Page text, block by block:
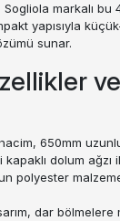
markalı bu
yapısıyla
sunar.
650mm
dolum ağzı
polyester
dar bölmelere